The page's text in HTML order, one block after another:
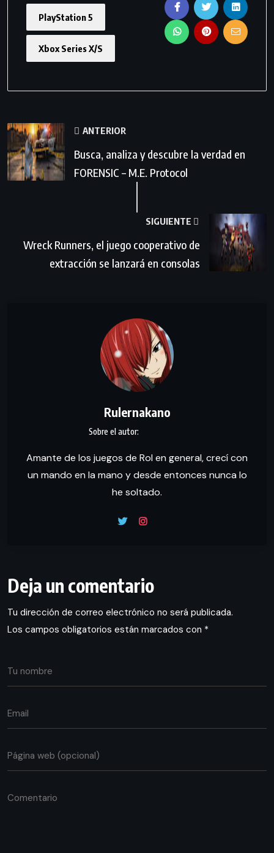
PlayStation 5
Xbox Series X/S
ANTERIOR
Busca, analiza y descubre la verdad en
FORENSIC – M.E. Protocol
SIGUIENTE
Wreck Runners, el juego cooperativo de
extracción se lanzará en consolas
Rulernakano
Amante de los juegos de Rol en general, crecí con
un mando en la mano y desde entonces nunca lo
he soltado.
Deja un comentario
Tu dirección de correo electrónico no será publicada.
Los campos obligatorios están marcados con *